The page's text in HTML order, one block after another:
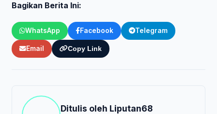
Bagikan Berita Ini:
WhatsApp Facebook Telegram
Email Copy Link
Ditulis oleh Liputan68